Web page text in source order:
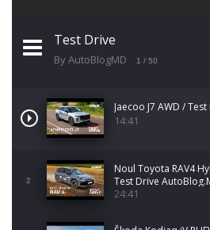
Test Drive
By AutoBlogMD 1 / 50
Jaecoo J7 AWD /
14:41
2
Noul Toyota RAV4
Test Drive
24:41